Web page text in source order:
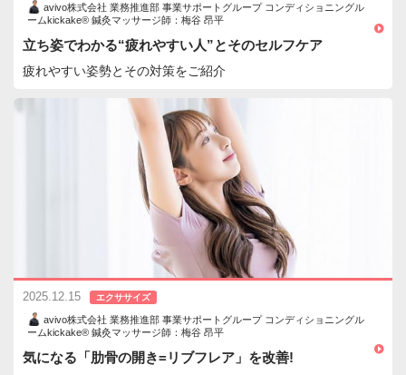
avivo株式会社 業務推進部 事業サポートグループ コンディショニングル
ームkickake® 鍼灸マッサージ師：梅谷 昂平
立ち姿でわかる“疲れやすい人”とそのセルフケア
疲れやすい姿勢とその対策をご紹介
2025.12.15 エクササイズ
avivo株式会社 業務推進部 事業サポートグループ コンディショニングル
ームkickake® 鍼灸マッサージ師：梅谷 昂平
気になる「肋骨の開き=リブフレア」を改善!